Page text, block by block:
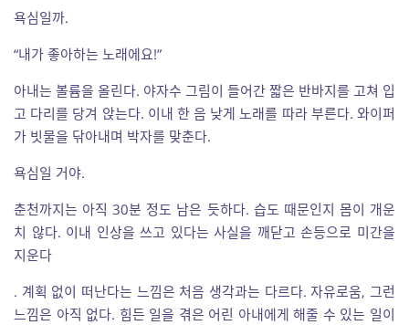
욕심일까.
“내가 좋아하는 노래에요!”
아내는 볼륨을 올린다. 야자수 그림이 들어간 짧은 반바지를 고쳐 입
고 다리를 당겨 앉는다. 이내 한 음 낮게 노래를 따라 부른다. 와이퍼
가 빗물을 닦아내며 박자를 맞춘다.
욕심일 거야.
춘천까지는 아직 30분 정도 남은 듯하다. 습도 때문인지 몸이 개운
치 않다. 이내 인상을 쓰고 있다는 사실을 깨닫고 손등으로 미간을
지운다
. 계획 없이 떠난다는 느낌은 처음 생각과는 다르다. 자유로움, 그런
느낌은 아직 없다. 힘든 일을 겪은 어린 아내에게 해줄 수 있는 일이